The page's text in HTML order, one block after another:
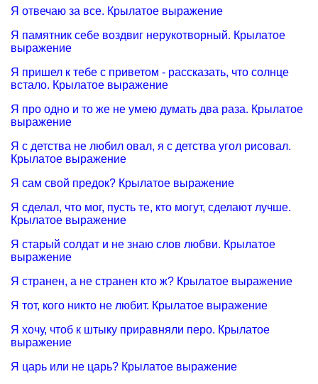
Я отвечаю за все. Крылатое выражение
Я памятник себе воздвиг нерукотворный. Крылатое
выражение
Я пришел к тебе с приветом - рассказать, что солнце
встало. Крылатое выражение
Я про одно и то же не умею думать два раза. Крылатое
выражение
Я с детства не любил овал, я с детства угол рисовал.
Крылатое выражение
Я сам свой предок? Крылатое выражение
Я сделал, что мог, пусть те, кто могут, сделают лучше.
Крылатое выражение
Я старый солдат и не знаю слов любви. Крылатое
выражение
Я странен, а не странен кто ж? Крылатое выражение
Я тот, кого никто не любит. Крылатое выражение
Я хочу, чтоб к штыку приравняли перо. Крылатое
выражение
Я царь или не царь? Крылатое выражение